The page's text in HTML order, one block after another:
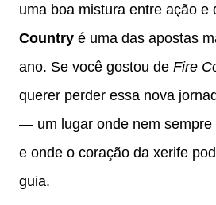
uma boa mistura entre ação e
Country é uma das apostas
ano. Se você gostou de Fire
querer perder essa nova
— um lugar onde nem sempre
e onde o coração da xerife
guia.